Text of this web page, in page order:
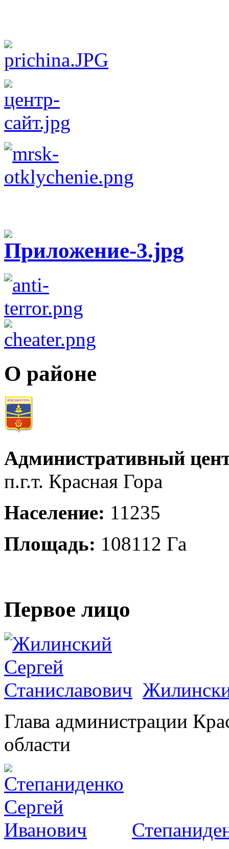
О районе
Административный
п.г.т. Красная Гора
Население: 11235
Площадь: 108112 Га
Первое лицо
Глава администрации
области